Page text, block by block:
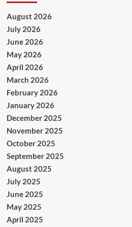
August 2026
July 2026
June 2026
May 2026
April 2026
March 2026
February 2026
January 2026
December 2025
November 2025
October 2025
September 2025
August 2025
July 2025
June 2025
May 2025
April 2025